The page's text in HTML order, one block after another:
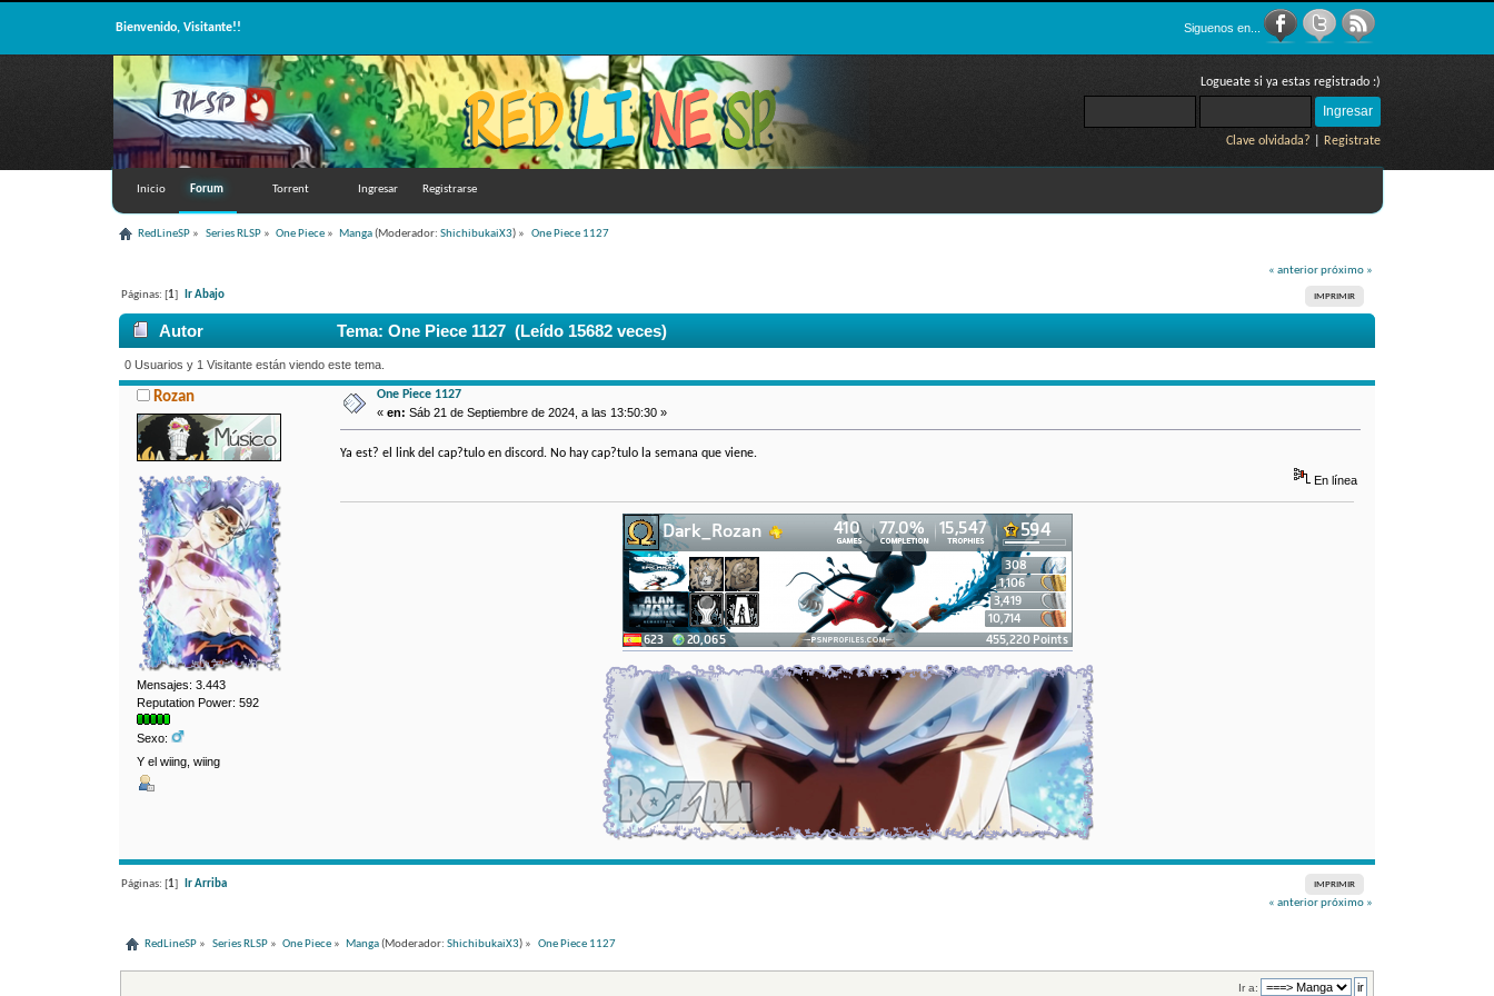
Bienvenido, Visitante!! Siguenos en...
Logueate si ya estas registrado :)
Clave olvidada? Registrate
Inicio Forum Torrent Ingresar Registrarse
RedLineSP » Series RLSP» One Piece » Manga(Moderador:ShichibukaiX3) » One Piece 1127
« anterior próximo »
IMPRIMIR
Páginas: [ 1 ]Ir Abajo
Autor Tema: One Piece 1127 (Leído 15682 veces)
0 Usuarios y 1 Visitante están viendo este tema.
Rozan
Mensajes: 3.443
Reputation Power: 592
Sexo:
Y el wiing, wiing
One Piece 1127
« en: Sáb 21 de Septiembre de 2024, a las 13:50:30 »
Ya est? el link del cap?tulo en discord. No hay cap?tulo la semana que viene.
En línea
IMPRIMIR
Páginas: [1]
Ir Arriba
« anterior próximo »
RedLineSP » Series RLSP» One Piece » Manga(Moderador:ShichibukaiX3) » One Piece 1127
Ir a: